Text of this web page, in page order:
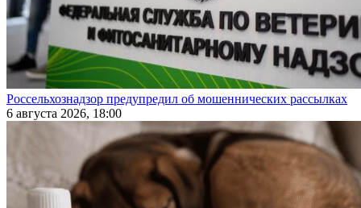
Россельхознадзор предупредил об мошеннических рассылках
6 августа 2026, 18:00